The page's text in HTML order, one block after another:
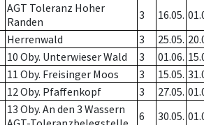
AGT Toleranz Hoher
Randen
3 16.05.
Herrenwald 3 25.05.
10 Oby. Unterwieser Wald 3 01.06.
11 Oby. Freisinger Moos 3 15.05.
12 Oby. Pfaffenkopf 3 27.05.
13 Oby. An den 3 Wassern
6 30.05.